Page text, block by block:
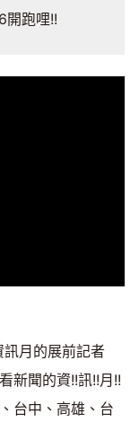
開跑哩!!
月的展前記者
新聞的資!!訊!!月!!
台中、高雄、台